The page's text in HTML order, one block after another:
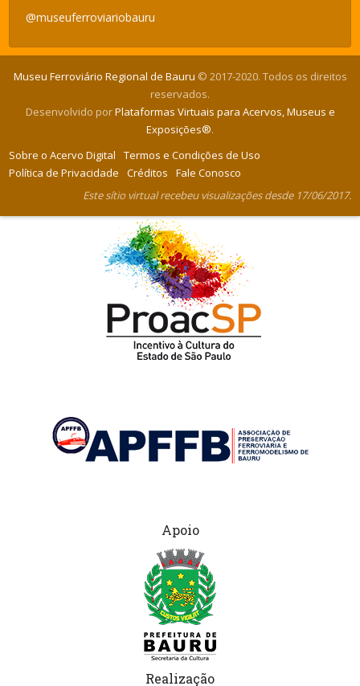
@museuferroviariobauru
Museu Ferroviário Regional de Bauru © 2017-2020. Todos os direitos
reservados.
Desenvolvido porPlataformas Virtuais para Acervos, Museus e
Exposições®.
Sobre o Acervo Digital
Termos e Condições de Uso
Política de Privacidade
Créditos
Fale Conosco
Este sítio virtual recebeu visualizações desde 17/06/2017.
Apoio
Realização